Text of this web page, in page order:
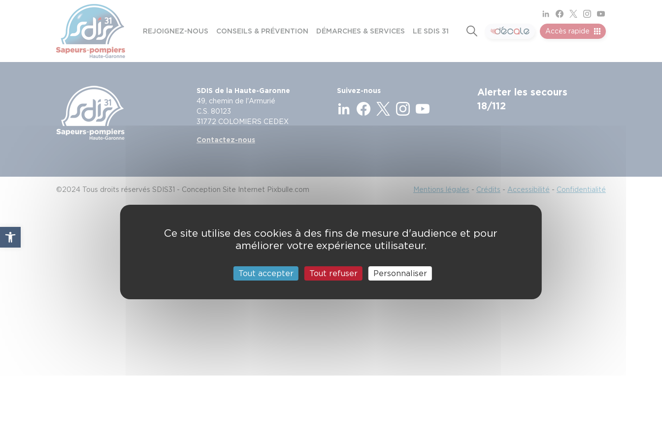
Ouvrir la barre d’outils
REJOIGNEZ-NOUS CONSEILS & PRÉVENTION DÉMARCHES & SERVICES LE SDIS 31 Accès rapide
SDIS de la Haute-Garonne
49, chemin de l'Armurié
C.S. 80123
31772 COLOMIERS CEDEX
Contactez-nous
Suivez-nous
Alerter les secours
18/112
©2024 Tous droits réservés SDIS31 - Conception Site Internet Pixbulle.com Mentions légales - Crédits - Accessibilité - Confidentialité
Panneau de gestion des cookies
Ce site utilise des cookies à des fins de mesure d'audience et pour
améliorer votre expérience utilisateur.
Tout accepter Tout refuser Personnaliser